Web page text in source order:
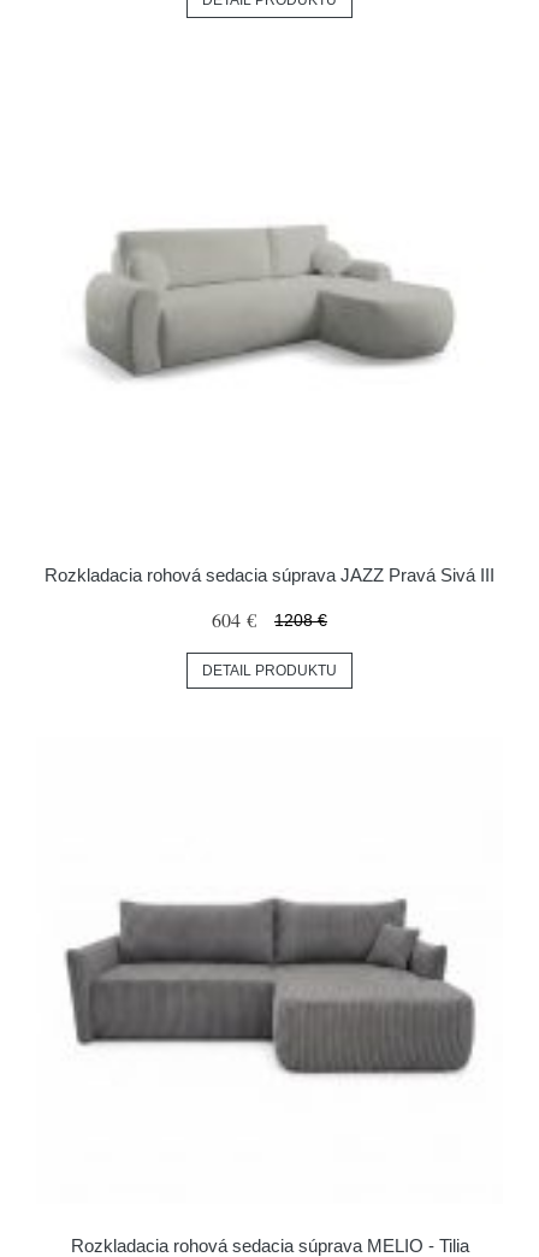
Rozkladacia rohová sedacia súprava JAZZ Pravá Sivá III
604 € 1208 €
DETAIL PRODUKTU
Rozkladacia rohová sedacia súprava MELIO - Tilia